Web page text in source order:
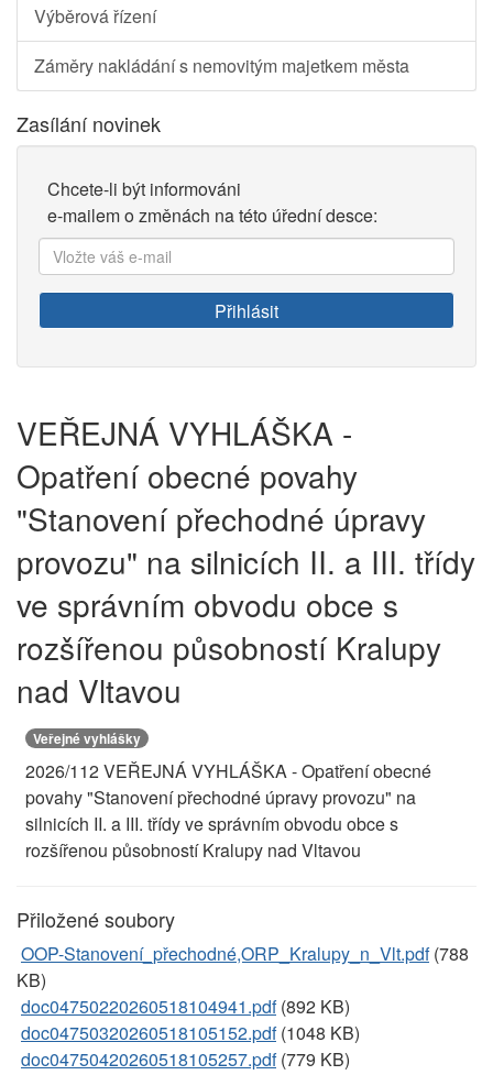
Výběrová řízení
Záměry nakládání s nemovitým majetkem města
Zasílání novinek
Chcete-li být informováni
e-mailem o změnách na této úřední desce:
Vložte
váš
e-
mail:
Přihlásit
VEŘEJNÁ VYHLÁŠKA -
Opatření obecné povahy
"Stanovení přechodné úpravy
provozu" na silnicích II. a III. třídy
ve správním obvodu obce s
rozšířenou působností Kralupy
nad Vltavou
Veřejné vyhlášky
2026/112 VEŘEJNÁ VYHLÁŠKA - Opatření obecné
povahy "Stanovení přechodné úpravy provozu" na
silnicích II. a III. třídy ve správním obvodu obce s
rozšířenou působností Kralupy nad Vltavou
Přiložené soubory
OOP-Stanovení_přechodné,ORP_Kralupy_n_Vlt.pdf(788
KB)
doc04750220260518104941.pdf(892 KB)
doc04750320260518105152.pdf(1048 KB)
doc04750420260518105257.pdf(779 KB)